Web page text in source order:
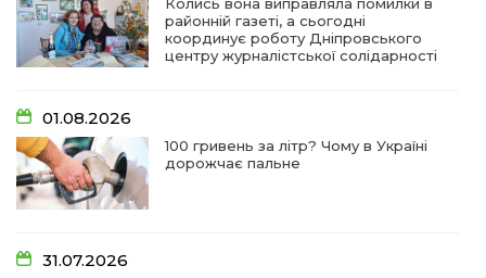
районній газеті, а сьогодні
координує роботу Дніпровського
центру журналістської солідарності
01.08.2026
100 гривень за літр? Чому в Україні
дорожчає пальне
31.07.2026